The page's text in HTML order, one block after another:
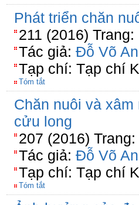
Phát triển chăn
211 (2016) Trang:
Tác giả: Đỗ Võ
Tạp chí: Tạp chí
Tóm tắt
Chăn nuôi và
cửu long
207 (2016)
Tác giả: Đỗ Võ
Tạp chí: Tạp chí
Tóm tắt